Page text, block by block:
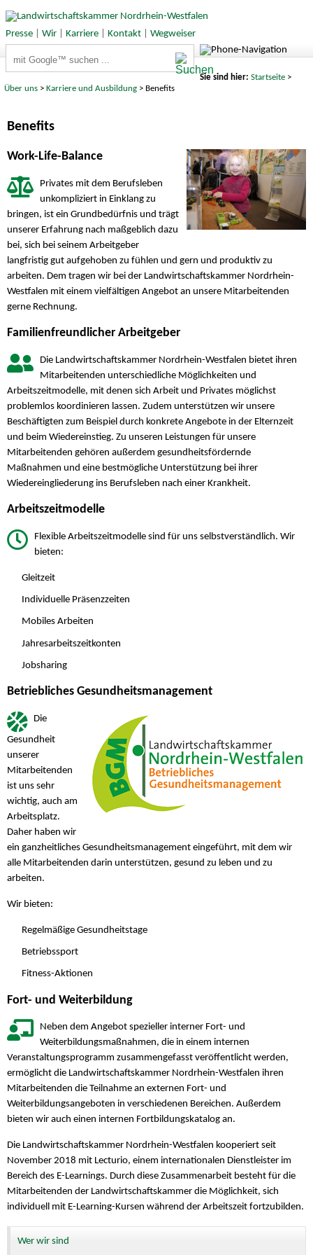
Presse| Wir| Karriere| Kontakt| Wegweiser
Sie sind hier: Startseite>
Über uns >Karriere und Ausbildung > Benefits
Benefits
Work-Life-Balance
Privates mit dem Berufsleben
unkompliziert in Einklang zu
bringen, ist ein Grundbedürfnis und trägt
unserer Erfahrung nach maßgeblich dazu
bei, sich bei seinem Arbeitgeber
langfristig gut aufgehoben zu fühlen und gern und produktiv zu
arbeiten. Dem tragen wir bei der Landwirtschaftskammer Nordrhein-
Westfalen mit einem vielfältigen Angebot an unsere Mitarbeitenden
gerne Rechnung.
Familienfreundlicher Arbeitgeber
Die Landwirtschaftskammer Nordrhein-Westfalen bietet ihren
Mitarbeitenden unterschiedliche Möglichkeiten und
Arbeitszeitmodelle, mit denen sich Arbeit und Privates möglichst
problemlos koordinieren lassen. Zudem unterstützen wir unsere
Beschäftigten zum Beispiel durch konkrete Angebote in der Elternzeit
und beim Wiedereinstieg. Zu unseren Leistungen für unsere
Mitarbeitenden gehören außerdem gesundheitsfördernde
Maßnahmen und eine bestmögliche Unterstützung bei ihrer
Wiedereingliederung ins Berufsleben nach einer Krankheit.
Arbeitszeitmodelle
Flexible Arbeitszeitmodelle sind für uns selbstverständlich. Wir
bieten:
Gleitzeit
Individuelle Präsenzzeiten
Mobiles Arbeiten
Jahresarbeitszeitkonten
Jobsharing
Betriebliches Gesundheitsmanagement
Die
Gesundheit
unserer
Mitarbeitenden
ist uns sehr
wichtig, auch am
Arbeitsplatz.
Daher haben wir
ein ganzheitliches Gesundheitsmanagement eingeführt, mit dem wir
alle Mitarbeitenden darin unterstützen, gesund zu leben und zu
arbeiten.
Wir bieten:
Regelmäßige Gesundheitstage
Betriebssport
Fitness-Aktionen
Fort- und Weiterbildung
Neben dem Angebot spezieller interner Fort- und
Weiterbildungsmaßnahmen, die in einem internen
Veranstaltungsprogramm zusammengefasst veröffentlicht werden,
ermöglicht die Landwirtschaftskammer Nordrhein-Westfalen ihren
Mitarbeitenden die Teilnahme an externen Fort- und
Weiterbildungsangeboten in verschiedenen Bereichen. Außerdem
bieten wir auch einen internen Fortbildungskatalog an.
Die Landwirtschaftskammer Nordrhein-Westfalen kooperiert seit
November 2018 mit Lecturio, einem internationalen Dienstleister im
Bereich des E-Learnings. Durch diese Zusammenarbeit besteht für die
Mitarbeitenden der Landwirtschaftskammer die Möglichkeit, sich
individuell mit E-Learning-Kursen während der Arbeitszeit fortzubilden.
Wer wir sind